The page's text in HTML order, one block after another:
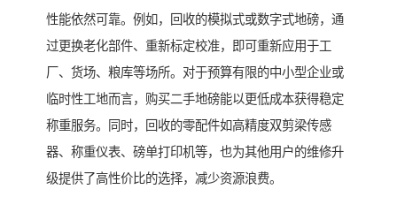
性能依然可靠。例如，回收的模拟式或数字式地磅，通
过更换老化部件、重新标定校准，即可重新应用于工
厂、货场、粮库等场所。对于预算有限的中小型企业或
临时性工地而言，购买二手地磅能以更低成本获得稳定
称重服务。同时，回收的零配件如高精度双剪梁传感
器、称重仪表、磅单打印机等，也为其他用户的维修升
级提供了高性价比的选择，减少资源浪费。